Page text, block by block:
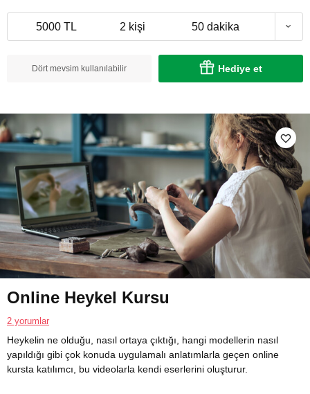
5000 TL 2 kişi 50 dakika
Dört mevsim kullanılabilir Hediye et
Online Heykel Kursu
2 yorumlar
Heykelin ne olduğu, nasıl ortaya çıktığı, hangi modellerin nasıl
yapıldığı gibi çok konuda uygulamalı anlatımlarla geçen online
kursta katılımcı, bu videolarla kendi eserlerini oluşturur.